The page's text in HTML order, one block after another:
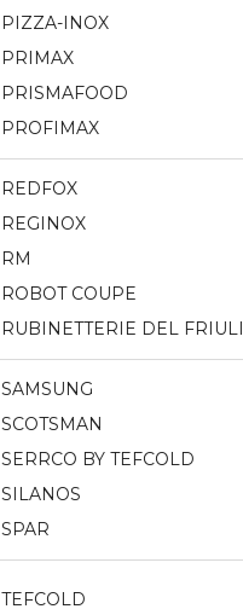
PIZZA-INOX
PRIMAX
PRISMAFOOD
PROFIMAX
REDFOX
REGINOX
RM
ROBOT COUPE
RUBINETTERIE DEL FRIULI
SAMSUNG
SCOTSMAN
SERRCO BY TEFCOLD
SILANOS
SPAR
TEFCOLD